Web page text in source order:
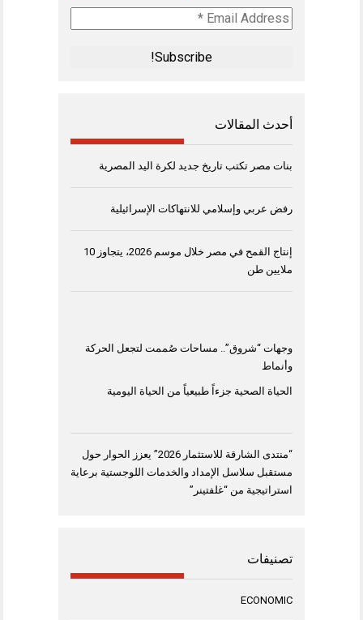
Email
Address
أحدث المقالات
بنات مصر تكتب تاريخ جديد لكرة اليد المصرية
رفض عربي وإسلامي للانتهاكات الإسرائيلية
إنتاج القمح في مصر خلال موسم 2026، يتجاوز 10
ملايين طن
وجهات “شروق”.. مساحات صُممت لتجعل الحركة
وأنماط
الحياة الصحية جزءاً طبيعياً من الحياة اليومية
“منتدى الشارقة للاستثمار 2026” يعزز الحوار حول
مستقبل سلاسل الإمداد والخدمات اللوجستية برعاية
استراتيجية من “غلفتينر”
تصنيفات
ECONOMIC